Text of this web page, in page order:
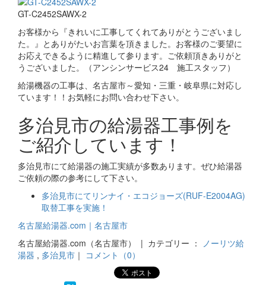
GT-C2452SAWX-2
お客様から『きれいに工事してくれてありがとうございまし
た。』とありがたいお言葉を頂きました。お客様のご要望に
お応えできるように精進して参ります。ご依頼頂きありがと
うございました。（アンシンサービス24 施工スタッフ）
給湯機器の工事は、名古屋市～愛知・三重・岐阜県に対応し
ています！！お気軽にお問い合わせ下さい。
多治見市の給湯器工事例を
ご紹介しています！
多治見市にて給湯器の施工実績が多数あります。ぜひ給湯器
ご依頼の際の参考にして下さい。
多治見市にてリンナイ・エコジョーズ(RUF-E2004AG)
取替工事を実施！
名古屋給湯器.com｜名古屋市
名古屋給湯器.com（名古屋市） | カテゴリー ：
ノーリツ給
湯器 , 多治見市 ｜ コメント（0）